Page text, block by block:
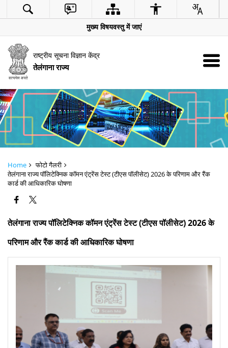
मुख्य विषयवस्तु में जाएं
राष्ट्रीय सूचना विज्ञान केंद्र
तेलंगाना राज्य
Home
फोटो गैलरी
तेलंगाना राज्य पॉलिटेक्निक कॉमन एंट्रेंस टेस्ट (टीएस पॉलीसेट) 2026 के परिणाम और रैंक
कार्ड की आधिकारिक घोषणा
तेलंगाना राज्य पॉलिटेक्निक कॉमन एंट्रेंस टेस्ट (टीएस पॉलीसेट) 2026 के
परिणाम और रैंक कार्ड की आधिकारिक घोषणा